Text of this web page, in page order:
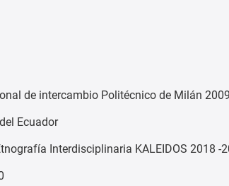
de intercambio Politécnico de Milán
Ecuador
Interdisciplinaria KALEIDOS 2018 -